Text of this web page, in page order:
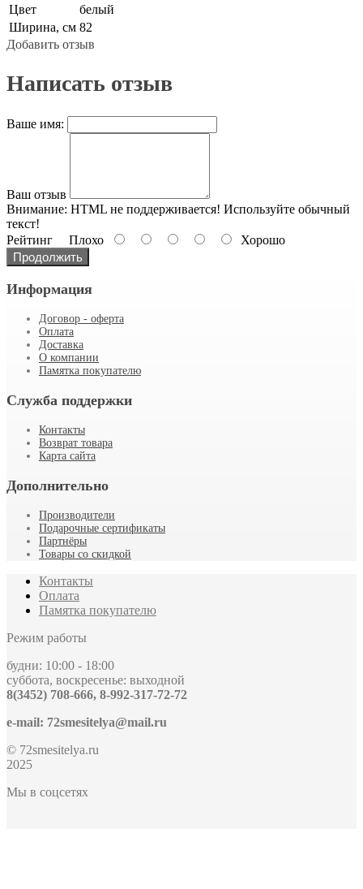
Цвет
белый
Ширина, см 82
Добавить отзыв
Написать отзыв
Ваше имя:
Ваш отзыв
Внимание: HTML не поддерживается! Используйте обычный
текст!
Рейтинг Плохо
Хорошо
Продолжить
Информация
Договор - оферта
Оплата
Доставка
О компании
Памятка покупателю
Служба поддержки
Контакты
Возврат товара
Карта сайта
Дополнительно
Производители
Подарочные сертификаты
Партнёры
Товары со скидкой
Контакты
Оплата
Памятка покупателю
Режим работы
будни: 10:00 - 18:00
суббота, воскресенье: выходной
8(3452) 708-666, 8-992-317-72-72
e-mail: 72smesitelya@mail.ru
© 72smesitelya.ru
2025
Мы в соцсетях